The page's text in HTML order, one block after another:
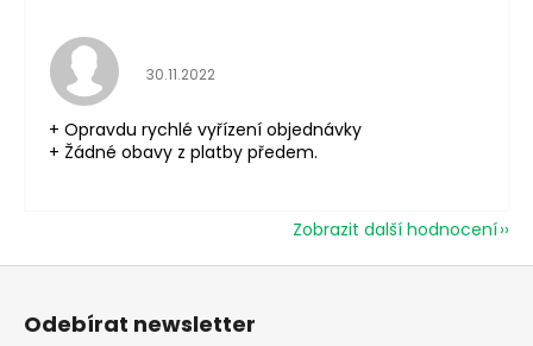
Hodnocení obchodu je 5 z 5 hvězdiček.
30.11.2022
+ Opravdu rychlé vyřízení objednávky
+ Žádné obavy z platby předem.
Zobrazit další hodnocení
Z
Odebírat newsletter